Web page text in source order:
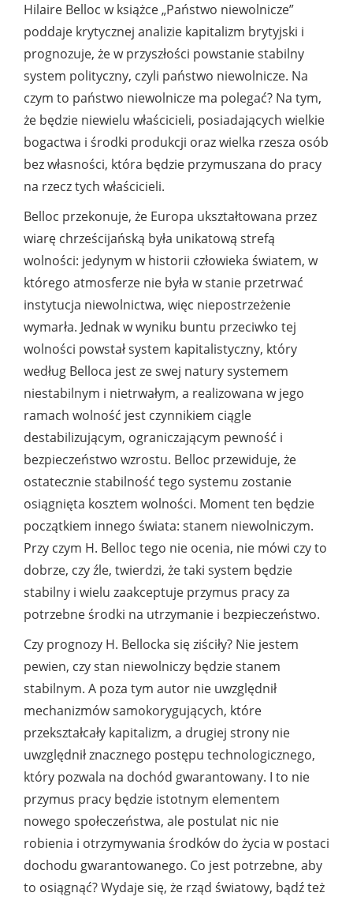
Hilaire Belloc w książce „Państwo niewolnicze”
poddaje krytycznej analizie kapitalizm brytyjski i
prognozuje, że w przyszłości powstanie stabilny
system polityczny, czyli państwo niewolnicze. Na
czym to państwo niewolnicze ma polegać? Na tym,
że będzie niewielu właścicieli, posiadających wielkie
bogactwa i środki produkcji oraz wielka rzesza osób
bez własności, która będzie przymuszana do pracy
na rzecz tych właścicieli.
Belloc przekonuje, że Europa ukształtowana przez
wiarę chrześcijańską była unikatową strefą
wolności: jedynym w historii człowieka światem, w
którego atmosferze nie była w stanie przetrwać
instytucja niewolnictwa, więc niepostrzeżenie
wymarła. Jednak w wyniku buntu przeciwko tej
wolności powstał system kapitalistyczny, który
według Belloca jest ze swej natury systemem
niestabilnym i nietrwałym, a realizowana w jego
ramach wolność jest czynnikiem ciągle
destabilizującym, ograniczającym pewność i
bezpieczeństwo wzrostu. Belloc przewiduje, że
ostatecznie stabilność tego systemu zostanie
osiągnięta kosztem wolności. Moment ten będzie
początkiem innego świata: stanem niewolniczym.
Przy czym H. Belloc tego nie ocenia, nie mówi czy to
dobrze, czy źle, twierdzi, że taki system będzie
stabilny i wielu zaakceptuje przymus pracy za
potrzebne środki na utrzymanie i bezpieczeństwo.
Czy prognozy H. Bellocka się ziściły? Nie jestem
pewien, czy stan niewolniczy będzie stanem
stabilnym. A poza tym autor nie uwzględnił
mechanizmów samokorygujących, które
przekształcały kapitalizm, a drugiej strony nie
uwzględnił znacznego postępu technologicznego,
który pozwala na dochód gwarantowany. I to nie
przymus pracy będzie istotnym elementem
nowego społeczeństwa, ale postulat nic nie
robienia i otrzymywania środków do życia w postaci
dochodu gwarantowanego. Co jest potrzebne, aby
to osiągnąć? Wydaje się, że rząd światowy, bądź też